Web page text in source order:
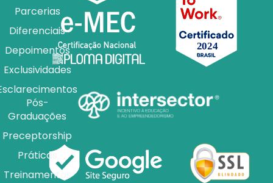
Parcerias
Diferenciais
Depoimentos
Exclusividades
Pós-
Graduações
Preceptorship
Práticas
Treinamentos